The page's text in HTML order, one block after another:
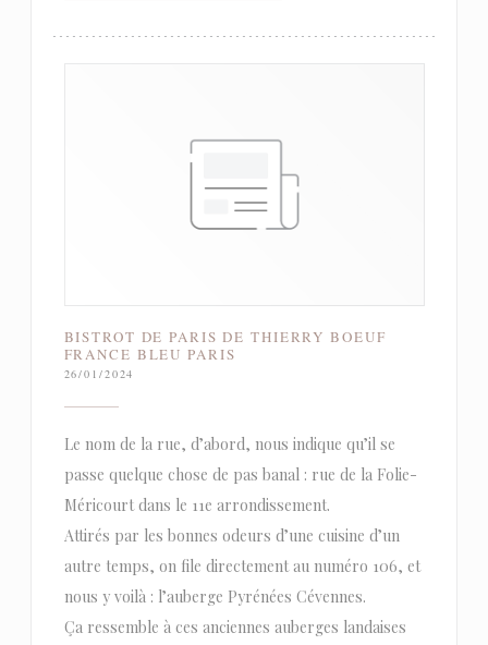
BISTROT DE PARIS DE THIERRY BOEUF
FRANCE BLEU PARIS
26/01/2024
Le nom de la rue, d’abord, nous indique qu’il se
passe quelque chose de pas banal : rue de la Folie-
Méricourt dans le 11e arrondissement.
Attirés par les bonnes odeurs d’une cuisine d’un
autre temps, on file directement au numéro 106, et
nous y voilà : l’auberge Pyrénées Cévennes.
Ça ressemble à ces anciennes auberges landaises